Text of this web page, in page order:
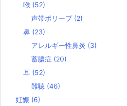
喉 (52)
声帯ポリープ (2)
鼻 (23)
アレルギー性鼻炎 (3)
蓄膿症 (20)
耳 (52)
難聴 (46)
妊娠 (6)